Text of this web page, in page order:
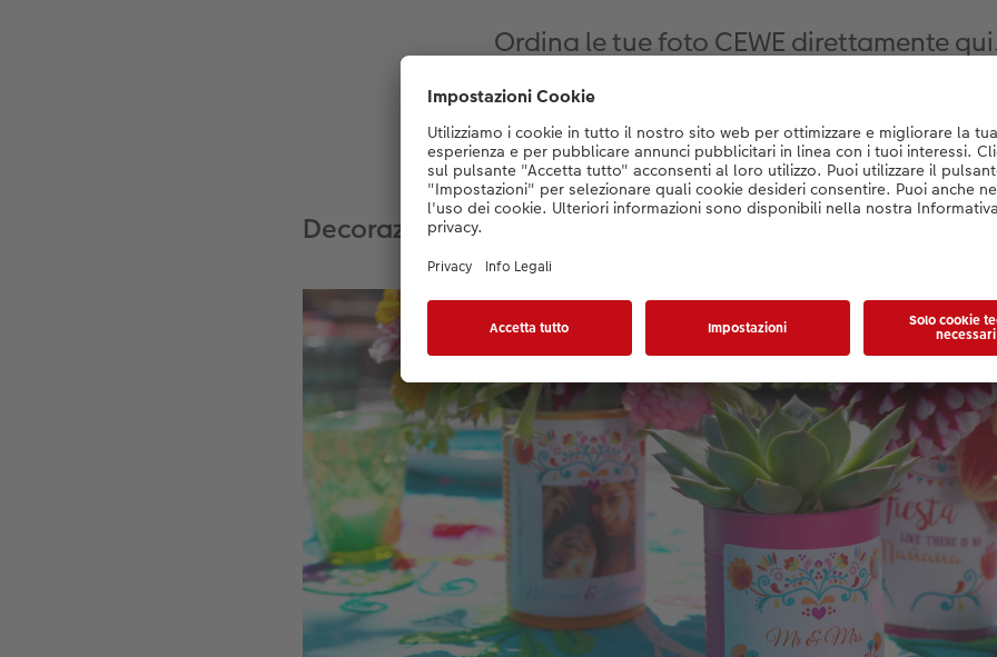
Ordina le tue foto CEWE direttamente
Decorazioni floreali personalizzate per il matrimonio